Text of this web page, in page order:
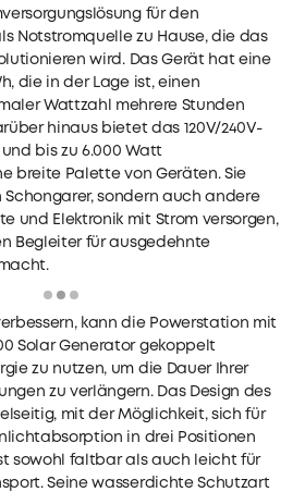
für den
Notstromquelle zu Hause, die das
wird. Das Gerät hat eine
die in der Lage ist, einen
Wattzahl mehrere Stunden
hinaus bietet das 120V/240V-
bis zu 6.000 Watt
breite Palette von Geräten. Sie
Schongarer, sondern auch andere
und Elektronik mit Strom versorgen,
Begleiter für ausgedehnte
kann die Powerstation mit
Solar Generator gekoppelt
zu nutzen, um die Dauer Ihrer
zu verlängern. Das Design des
mit der Möglichkeit, sich für
in drei Positionen
sowohl faltbar als auch leicht für
Seine wasserdichte Schutzart